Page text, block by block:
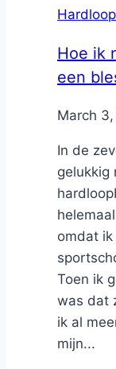
Hoe ik
een
ByNicole
March
In de
gelukkig
omdat ik
Toen ik
was dat
ik al
mijn...